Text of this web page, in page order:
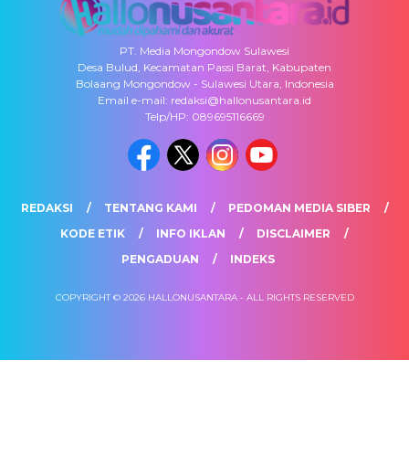
PT. Media Mongondow Sulawesi
Desa Bulud, Kecamatan Passi Barat, Kabupaten
Bolaang Mongondow - Sulawesi Utara, Indonesia
Email e-mail: redaksi@hallonusantara.id
Telp/HP: 089695116669
REDAKSI TENTANG KAMI
PEDOMAN MEDIA SIBER
KODE ETIK
INFO IKLAN
DISCLAIMER
PENGADUAN
INDEKS
COPYRIGHT © 2026 HALLONUSANTARA - ALL RIGHTS RESERVED